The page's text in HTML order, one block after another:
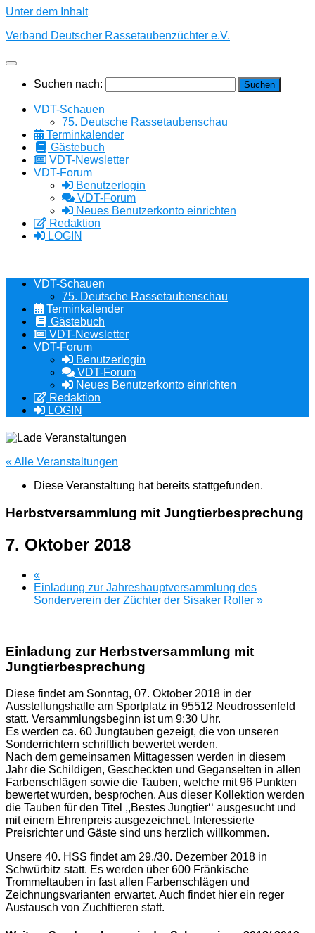
Unter dem Inhalt
Verband Deutscher Rassetaubenzüchter e.V.
Suchen nach:
VDT-Schauen
75. Deutsche Rassetaubenschau
Terminkalender
Gästebuch
VDT-Newsletter
VDT-Forum
Benutzerlogin
VDT-Forum
Neues Benutzerkonto einrichten
Redaktion
LOGIN
VDT-Schauen
75. Deutsche Rassetaubenschau
Terminkalender
Gästebuch
VDT-Newsletter
VDT-Forum
Benutzerlogin
VDT-Forum
Neues Benutzerkonto einrichten
Redaktion
LOGIN
« Alle Veranstaltungen
Diese Veranstaltung hat bereits stattgefunden.
Herbstversammlung mit Jungtierbesprechung
7. Oktober 2018
«
Einladung zur Jahreshauptversammlung des
Sonderverein der Züchter der Sisaker Roller »
Einladung zur Herbstversammlung mit
Jungtierbesprechung
Diese findet am Sonntag, 07. Oktober 2018 in der
Ausstellungshalle am Sportplatz in 95512 Neudrossenfeld
statt. Versammlungsbeginn ist um 9:30 Uhr.
Es werden ca. 60 Jungtauben gezeigt, die von unseren
Sonderrichtern schriftlich bewertet werden.
Nach dem gemeinsamen Mittagessen werden in diesem
Jahr die Schildigen, Gescheckten und Geganselten in allen
Farbenschlägen sowie die Tauben, welche mit 96 Punkten
bewertet wurden, besprochen. Aus dieser Kollektion werden
die Tauben für den Titel ,,Bestes Jungtier‘‘ ausgesucht und
mit einem Ehrenpreis ausgezeichnet. Interessierte
Preisrichter und Gäste sind uns herzlich willkommen.
Unsere 40. HSS findet am 29./30. Dezember 2018 in
Schwürbitz statt. Es werden über 600 Fränkische
Trommeltauben in fast allen Farbenschlägen und
Zeichnungsvarianten erwartet. Auch findet hier ein reger
Austausch von Zuchttieren statt.